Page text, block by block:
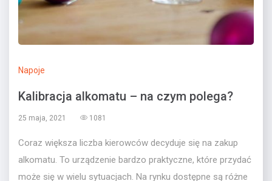
Napoje
Kalibracja alkomatu – na czym polega?
25 maja, 2021 1081
Coraz większa liczba kierowców decyduje się na zakup
alkomatu. To urządzenie bardzo praktyczne, które przydać
może się w wielu sytuacjach. Na rynku dostępne są różne